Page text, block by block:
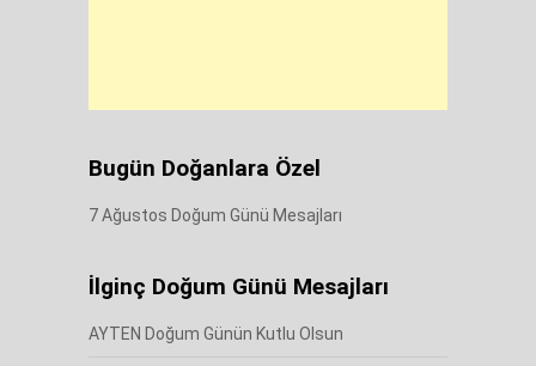
Bugün Doğanlara Özel
7 Ağustos Doğum Günü Mesajları
İlginç Doğum Günü Mesajları
AYTEN Doğum Günün Kutlu Olsun